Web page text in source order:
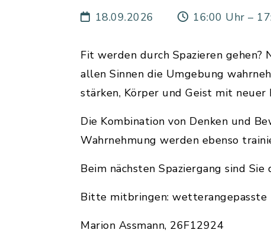
18.09.2026 16:00 Uhr –
Fit werden durch Spazieren
allen Sinnen die Umgebung
stärken, Körper und Geist mit neuer
Die Kombination von Denken und
Wahrnehmung werden ebenso
Beim nächsten Spaziergang sind
Bitte mitbringen: wetterangepasste
Marion Assmann, 26F12924